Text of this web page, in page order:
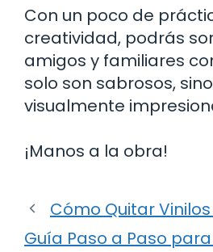
Con un poco de
creatividad, podrás
amigos y familiares
solo son sabrosos,
visualmente
¡Manos a la obra!
Cómo Quitar
Guía Paso a Paso